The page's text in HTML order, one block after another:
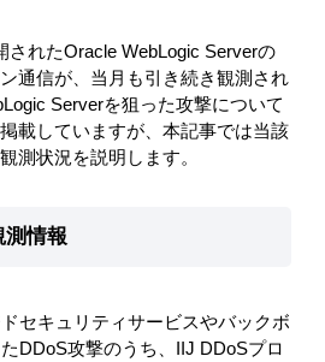
されたOracle WebLogic Serverの
通信が、当月も引き続き観測され
Serverを狙った攻撃について
載していますが、本記事では当該
測状況を説明します。
測情報
セキュリティサービスやバックボ
DDoS攻撃のうち、IIJ DDoSプロ